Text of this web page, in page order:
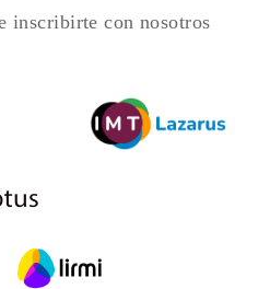
inscribirte con nosotros